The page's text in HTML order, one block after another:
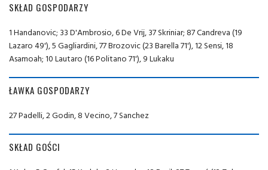
SKŁAD GOSPODARZY
1 Handanovic; 33 D'Ambrosio, 6 De Vrij, 37 Skriniar; 87 Candreva (19
Lazaro 49'), 5 Gagliardini, 77 Brozovic (23 Barella 71'), 12 Sensi, 18
Asamoah; 10 Lautaro (16 Politano 71'), 9 Lukaku
ŁAWKA GOSPODARZY
27 Padelli, 2 Godin, 8 Vecino, 7 Sanchez
SKŁAD GOŚCI